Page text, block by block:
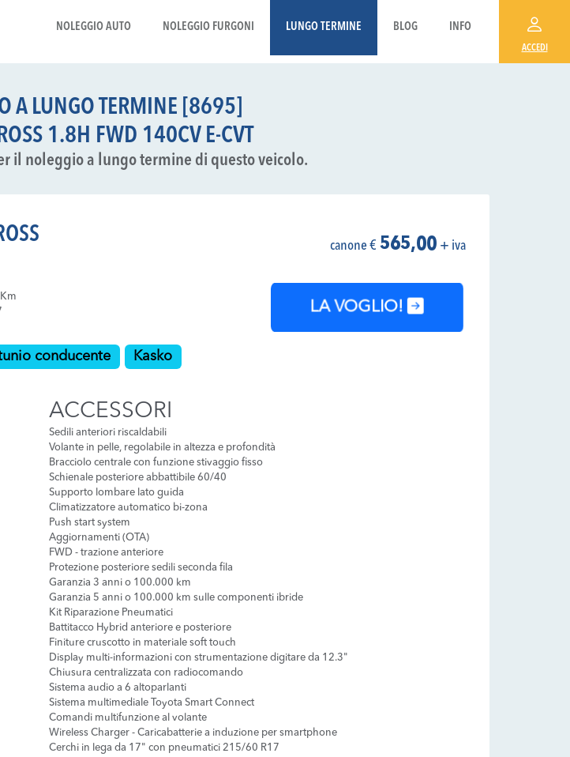
NOLEGGIO AUTO NOLEGGIO FURGONI LUNGO TERMINE BLOG INFO
ACCEDI
A LUNGO TERMINE [8695]
1.8H FWD 140CV E-CVT
il noleggio a lungo termine di questo veicolo.
conducente
Kasko
canone € 565,00 + iva
LA VOGLIO!
ACCESSORI
Sedili anteriori riscaldabili
Volante in pelle, regolabile in altezza e profondità
Bracciolo centrale con funzione stivaggio fisso
Schienale posteriore abbattibile 60/40
Supporto lombare lato guida
Climatizzatore automatico bi-zona
Push start system
Aggiornamenti (OTA)
FWD - trazione anteriore
Protezione posteriore sedili seconda fila
Garanzia 3 anni o 100.000 km
Garanzia 5 anni o 100.000 km sulle componenti ibride
Kit Riparazione Pneumatici
Battitacco Hybrid anteriore e posteriore
Finiture cruscotto in materiale soft touch
Display multi-informazioni con strumentazione digitare da 12.3"
Chiusura centralizzata con radiocomando
Sistema audio a 6 altoparlanti
Sistema multimediale Toyota Smart Connect
Comandi multifunzione al volante
Wireless Charger - Caricabatterie a induzione per smartphone
Cerchi in lega da 17" con pneumatici 215/60 R17